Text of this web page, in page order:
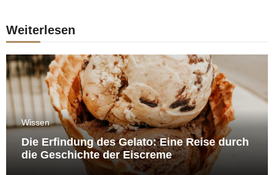
Weiterlesen
Wissen
Die Erfindung des Gelato: Eine Reise durch
die Geschichte der Eiscreme